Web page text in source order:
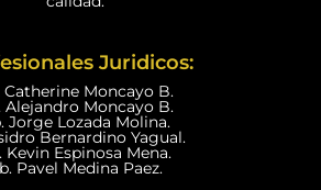
Juridicos:
Catherine Moncayo B.
Alejandro Moncayo B.
Jorge Lozada Molina.
Bernardino Yagual.
Kevin Espinosa Mena.
Pavel Medina Paez.